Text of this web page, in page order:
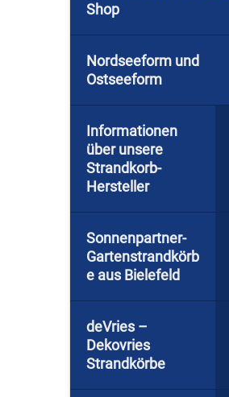
Shop
Nordseeform und
Ostseeform
Informationen
über unsere
Strandkorb-
Hersteller
Sonnenpartner-
Gartenstrandkörb
e aus Bielefeld
deVries –
Dekovries
Strandkörbe